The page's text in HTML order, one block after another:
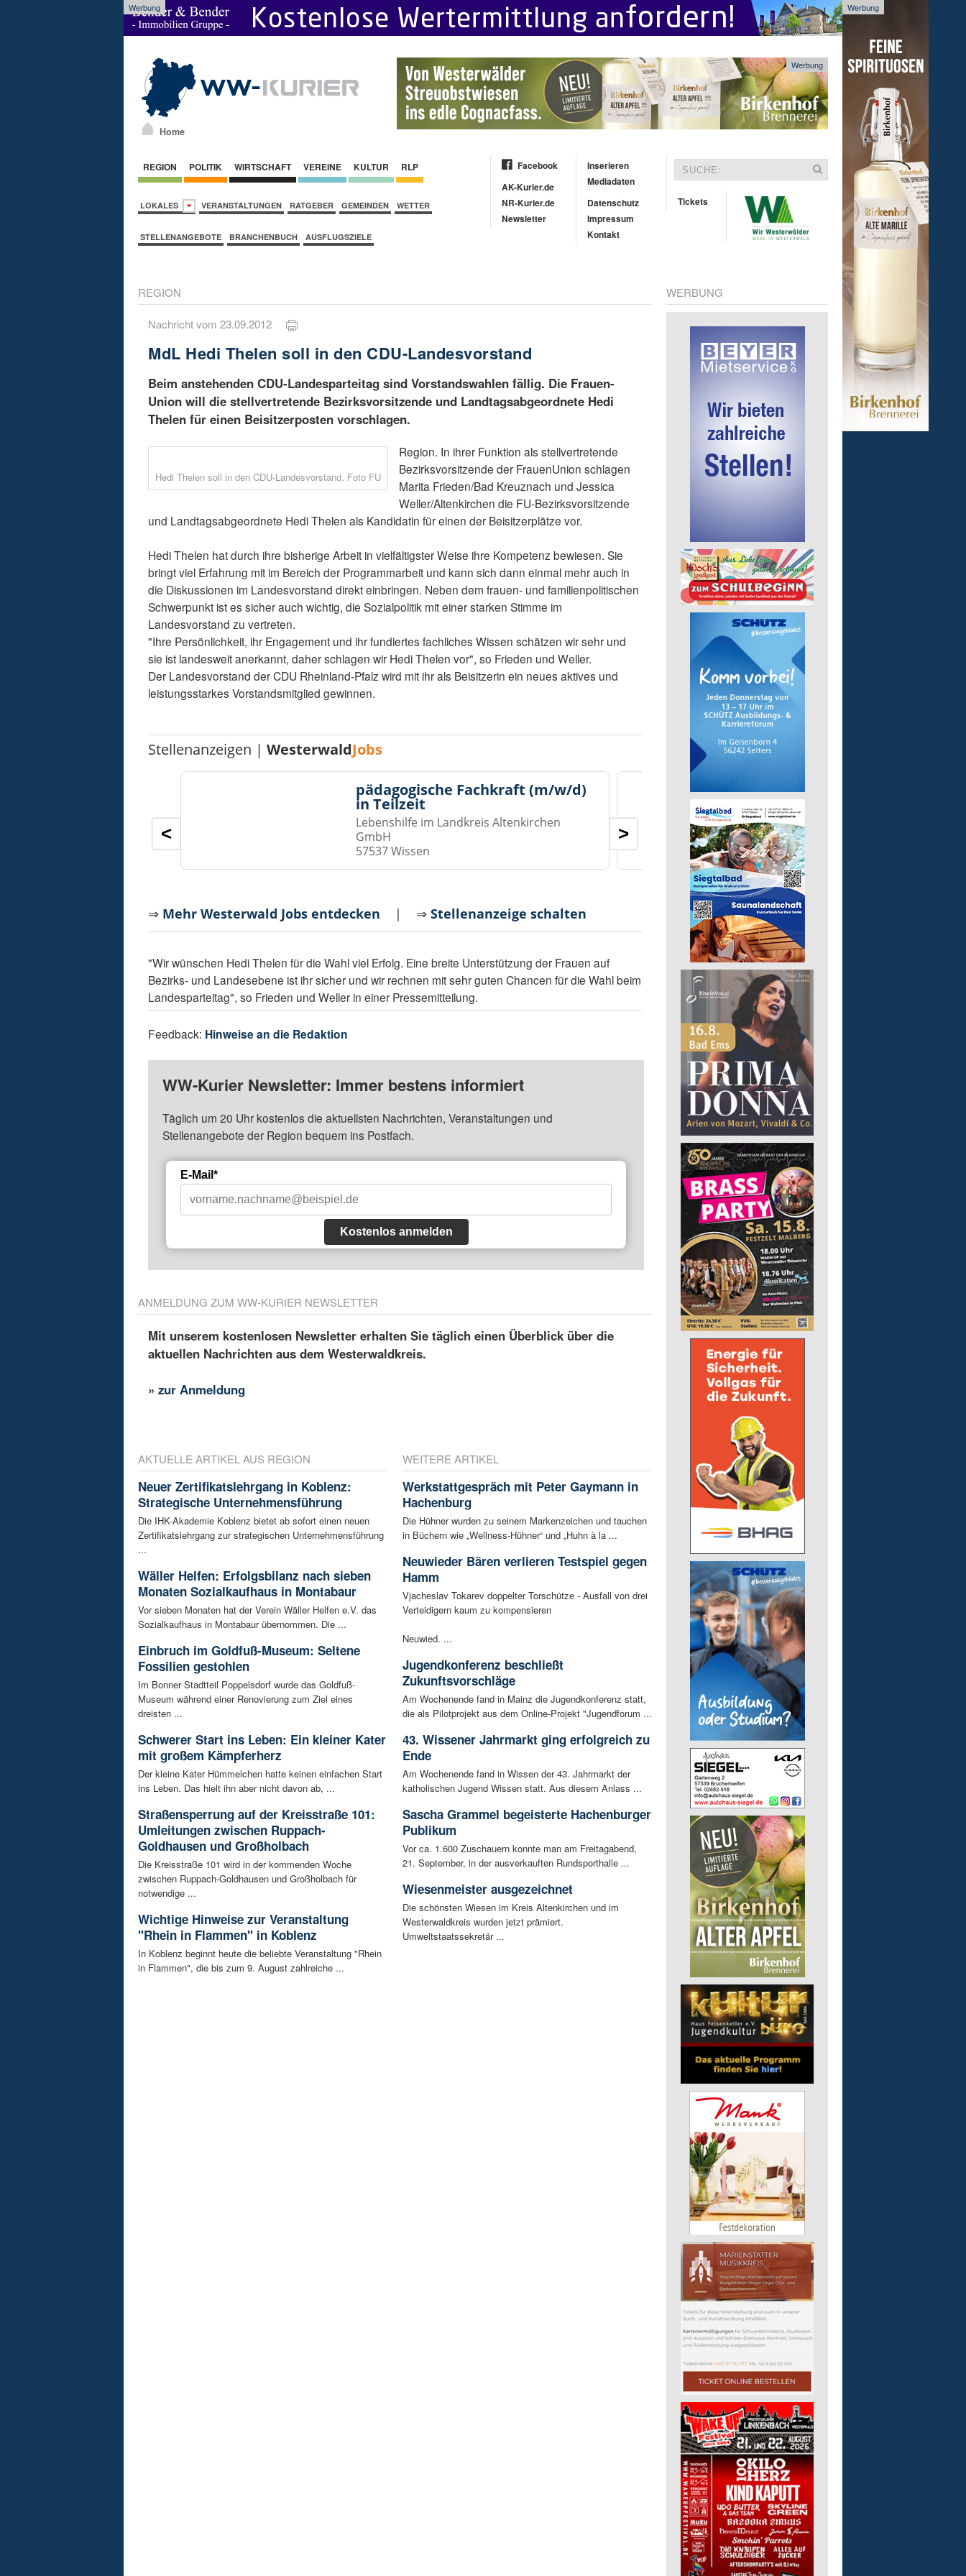
Werbung Werbung
Home
Werbung
REGION POLITIK WIRTSCHAFT VEREINE KULTUR RLP
LOKALES VERANSTALTUNGEN RATGEBER GEMEINDEN WETTER
STELLENANGEBOTE BRANCHENBUCH AUSFLUGSZIELE
Facebook
AK-Kurier.de
NR-Kurier.de
Newsletter
Inserieren
Mediadaten
Datenschutz
Impressum
Kontakt
Tickets
REGION
Nachricht vom 23.09.2012
MdL Hedi Thelen soll in den CDU-Landesvorstand
Beim anstehenden CDU-Landesparteitag sind Vorstandswahlen fällig. Die Frauen-
Union will die stellvertretende Bezirksvorsitzende und Landtagsabgeordnete Hedi
Thelen für einen Beisitzerposten vorschlagen.
Hedi Thelen soll in den CDU-Landesvorstand. Foto FU
Region. In ihrer Funktion als stellvertretende
Bezirksvorsitzende der FrauenUnion schlagen
Marita Frieden/Bad Kreuznach und Jessica
Weller/Altenkirchen die FU-Bezirksvorsitzende
und Landtagsabgeordnete Hedi Thelen als Kandidatin für einen der Beisitzerplätze vor.
Hedi Thelen hat durch ihre bisherige Arbeit in vielfältigster Weise ihre Kompetenz bewiesen. Sie
bringt viel Erfahrung mit im Bereich der Programmarbeit und kann sich dann einmal mehr auch in
die Diskussionen im Landesvorstand direkt einbringen. Neben dem frauen- und familienpolitischen
Schwerpunkt ist es sicher auch wichtig, die Sozialpolitik mit einer starken Stimme im
Landesvorstand zu vertreten.
"Ihre Persönlichkeit, ihr Engagement und ihr fundiertes fachliches Wissen schätzen wir sehr und
sie ist landesweit anerkannt, daher schlagen wir Hedi Thelen vor", so Frieden und Weller.
Der Landesvorstand der CDU Rheinland-Pfalz wird mit ihr als Beisitzerin ein neues aktives und
leistungsstarkes Vorstandsmitglied gewinnen.
Stellenanzeigen |WesterwaldJobs
pädagogische Fachkraft (m/w/d)
in Teilzeit
Lebenshilfe im Landkreis Altenkirchen
GmbH
57537 Wissen
Pädagogische
für die
Lebenshilfe im Landkreis
GmbH
57632 Flammersfeld
< >
⇒ Mehr Westerwald Jobs entdecken | ⇒Stellenanzeige schalten
"Wir wünschen Hedi Thelen für die Wahl viel Erfolg. Eine breite Unterstützung der Frauen auf
Bezirks- und Landesebene ist ihr sicher und wir rechnen mit sehr guten Chancen für die Wahl beim
Landesparteitag", so Frieden und Weller in einer Pressemitteilung.
Feedback: Hinweise an die Redaktion
WW-Kurier Newsletter: Immer bestens informiert
Täglich um 20 Uhr kostenlos die aktuellsten Nachrichten, Veranstaltungen und
Stellenangebote der Region bequem ins Postfach.
E-Mail*
Kostenlos anmelden
ANMELDUNG ZUM WW-KURIER NEWSLETTER
Mit unserem kostenlosen Newsletter erhalten Sie täglich einen Überblick über die
aktuellen Nachrichten aus dem Westerwaldkreis.
»zur Anmeldung
AKTUELLE ARTIKEL AUS REGION
Neuer Zertifikatslehrgang in Koblenz:
Strategische Unternehmensführung
Die IHK-Akademie Koblenz bietet ab sofort einen neuen
Zertifikatslehrgang zur strategischen Unternehmensführung
...
Wäller Helfen: Erfolgsbilanz nach sieben
Monaten Sozialkaufhaus in Montabaur
Vor sieben Monaten hat der Verein Wäller Helfen e.V. das
Sozialkaufhaus in Montabaur übernommen. Die ...
Einbruch im Goldfuß-Museum: Seltene
Fossilien gestohlen
Im Bonner Stadtteil Poppelsdorf wurde das Goldfuß-
Museum während einer Renovierung zum Ziel eines
dreisten ...
Schwerer Start ins Leben: Ein kleiner Kater
mit großem Kämpferherz
Der kleine Kater Hümmelchen hatte keinen einfachen Start
ins Leben. Das hielt ihn aber nicht davon ab, ...
Straßensperrung auf der Kreisstraße 101:
Umleitungen zwischen Ruppach-
Goldhausen und Großholbach
Die Kreisstraße 101 wird in der kommenden Woche
zwischen Ruppach-Goldhausen und Großholbach für
notwendige ...
Wichtige Hinweise zur Veranstaltung
"Rhein in Flammen" in Koblenz
In Koblenz beginnt heute die beliebte Veranstaltung "Rhein
in Flammen", die bis zum 9. August zahlreiche ...
WEITERE ARTIKEL
Werkstattgespräch mit Peter Gaymann in
Hachenburg
Die Hühner wurden zu seinem Markenzeichen und tauchen
in Büchern wie „Wellness-Hühner“ und „Huhn à la ...
Neuwieder Bären verlieren Testspiel gegen
Hamm
Vjacheslav Tokarev doppelter Torschütze - Ausfall von drei
Verteidigern kaum zu kompensieren
Neuwied. ...
Jugendkonferenz beschließt
Zukunftsvorschläge
Am Wochenende fand in Mainz die Jugendkonferenz statt,
die als Pilotprojekt aus dem Online-Projekt "Jugendforum ...
43. Wissener Jahrmarkt ging erfolgreich zu
Ende
Am Wochenende fand in Wissen der 43. Jahrmarkt der
katholischen Jugend Wissen statt. Aus diesem Anlass ...
Sascha Grammel begeisterte Hachenburger
Publikum
Vor ca. 1.600 Zuschauern konnte man am Freitagabend,
21. September, in der ausverkauften Rundsporthalle ...
Wiesenmeister ausgezeichnet
Die schönsten Wiesen im Kreis Altenkirchen und im
Westerwaldkreis wurden jetzt prämiert.
Umweltstaatssekretär ...
WERBUNG